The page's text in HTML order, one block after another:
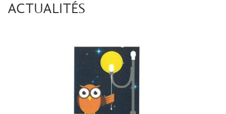
ACTUALITÉS